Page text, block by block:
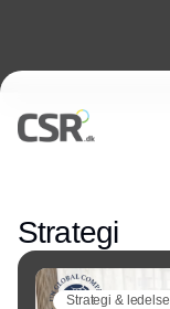
Strategi
Strategi & ledelse